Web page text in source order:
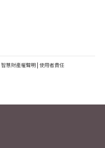
智慧財產權聲明 | 使用者責任